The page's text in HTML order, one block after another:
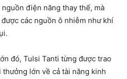
điện năng thay thế, mà
các nguồn ô nhiễm như khí
đó, Tulsi Tanti từng được trao
lớn về cả tài năng kinh